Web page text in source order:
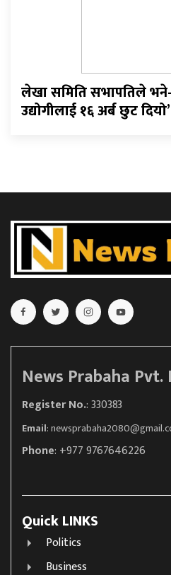
लेखा समिति सभापतिले
उद्योगीलाई १६ अर्ब छुट दियो’
News Prabaha Pvt.
Register No.: 330383
Email:
Phone: +977 9767646226
Quick LINKS
Politics
Business